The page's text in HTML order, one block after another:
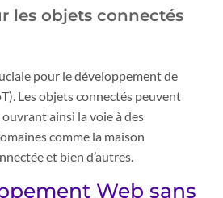
les objets connectés
pour le développement de
Les objets connectés peuvent
ainsi la voie à des
comme la maison
et bien d’autres.
Web sans